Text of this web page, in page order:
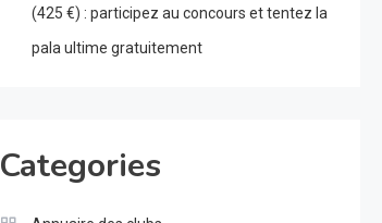
(425 €) : participez au concours et tentez la
pala ultime gratuitement
Categories